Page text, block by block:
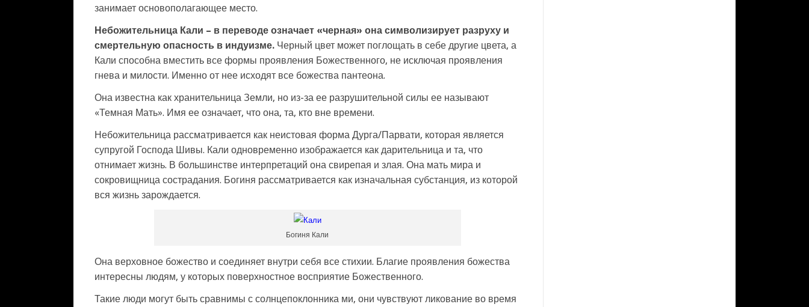
занимает основополагающее место.
Небожительница Кали – в переводе означает «черная» она символизирует разруху и
смертельную опасность в индуизме.Черный цвет может поглощать в себе другие цвета, а
Кали способна вместить все формы проявления Божественного, не исключая проявления
гнева и милости. Именно от нее исходят все божества пантеона.
Она известна как хранительница Земли, но из-за ее разрушительной силы ее называют
«Темная Мать». Имя ее означает, что она, та, кто вне времени.
Небожительница рассматривается как неистовая форма Дурга/Парвати, которая является
супругой Господа Шивы. Кали одновременно изображается как дарительница и та, что
отнимает жизнь. В большинстве интерпретаций она свирепая и злая. Она мать мира и
сокровищница сострадания. Богиня рассматривается как изначальная субстанция, из которой
вся жизнь зарождается.
Богиня Кали
Она верховное божество и соединяет внутри себя все стихии. Благие проявления божества
интересны людям, у которых поверхностное восприятие Божественного.
Такие люди могут быть сравнимы с солнцепоклонника ми, они чувствуют ликование во время